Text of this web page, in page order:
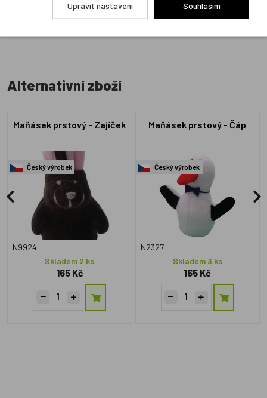
Alternativní zboží
Maňásek prstový - Zajíček
Český výrobek
N9924
Skladem 2 ks
165 Kč
Maňásek prstový - Čáp
Český výrobek
N2327
Skladem 3 ks
165 Kč
Upravit nastavení Souhlasím